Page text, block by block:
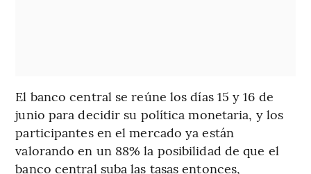
El banco central se reúne los días 15 y 16 de
junio para decidir su política monetaria, y los
participantes en el mercado ya están
valorando en un 88% la posibilidad de que el
banco central suba las tasas entonces,